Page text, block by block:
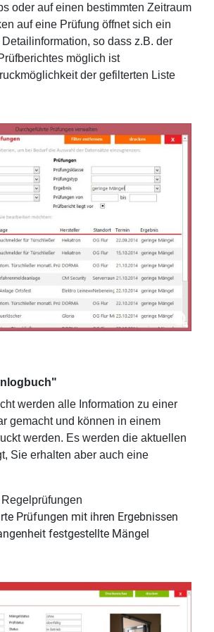
oder auf einen bestimmten Zeitraum
auf eine Prüfung öffnet sich ein
Detailinformation, so dass z.B. der
möglich ist
der gefilterten Liste
werden alle Information zu einer
gemacht und können in einem
werden. Es werden die aktuellen
Sie erhalten aber auch eine
Prüfungen mit ihren Ergebnissen
festgestellte Mängel